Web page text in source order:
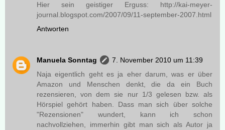
Hier sein geistiger Erguss: http://kai-meyer-
journal.blogspot.com/2007/09/11-september-2007.html
Antworten
Manuela Sonntag
7. November 2010 um 11:39
Naja eigentlich geht es ja eher darum, was er über
Amazon und Menschen denkt, die da ein Buch
rezensieren, von dem sie nur 1/3 gelesen bzw. als
Hörspiel gehört haben. Dass man sich über solche
"Rezensionen" wundert, kann ich schon
nachvollziehen, immerhin gibt man sich als Autor ja